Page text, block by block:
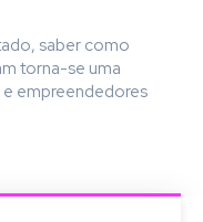
saber como
torna-se uma
empreendedores